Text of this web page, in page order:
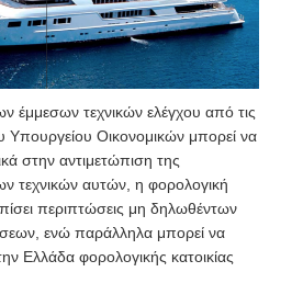
έμμεσων τεχνικών ελέγχου από τις
Υπουργείου Οικονομικών μπορεί να
στην αντιμετώπιση της
τεχνικών αυτών, η φορολογική
περιπτώσεις μη δηλωθέντων
ενώ παράλληλα μπορεί να
Ελλάδα φορολογικής κατοικίας